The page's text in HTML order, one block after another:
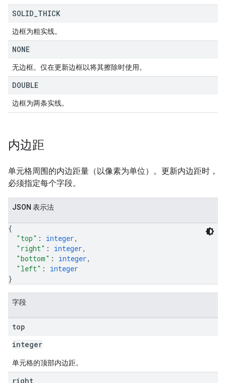
SOLID THICK
边框为粗实线。
NONE
无边框。仅在更新边框以将其擦除时使用。
DOUBLE
边框为两条实线。
内边距
单元格周围的内边距量（以像素为单位）。更新内边距时，
必须指定每个字段。
JSON 表示法
{
"top" : integer,
"right" : integer,
"bottom" : integer,
"left" : integer
}
字段
top
integer
单元格的顶部内边距。
right